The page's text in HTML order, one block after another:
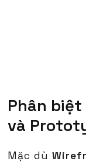
Phân
và
Mặc dù